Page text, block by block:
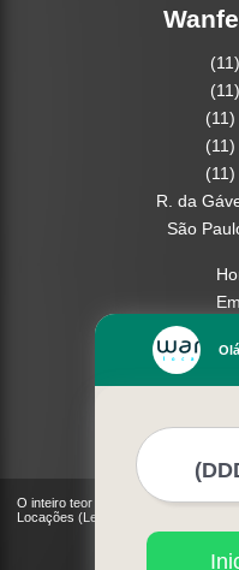
R. da
São
O inteiro teor deste site está sujeito
Locações (Lei 9610 de 19/02/1998)